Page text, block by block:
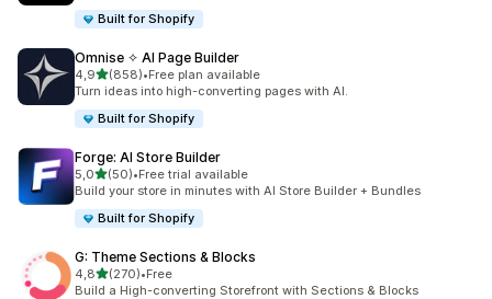
Built for Shopify
Omnise ✧ AI Page Builder
4,9stelle su 5
(858)
858 recensioni totali
•Free plan available
Turn ideas into high-converting pages with AI.
Built for Shopify
Forge: AI Store Builder
5,0stelle su 5
(50)
50 recensioni totali
•Free trial available
Build your store in minutes with AI Store Builder + Bundles
Built for Shopify
G: Theme Sections & Blocks
4,8stelle su 5
(270)
270 recensioni totali
•Free
Build a High-converting Storefront with Sections & Blocks